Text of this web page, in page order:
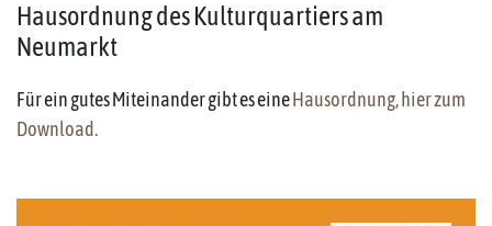
Hausordnung des Kulturquartiers am
Neumarkt
Für ein gutes Miteinander gibt es eineHausordnung, hier zum
Download.